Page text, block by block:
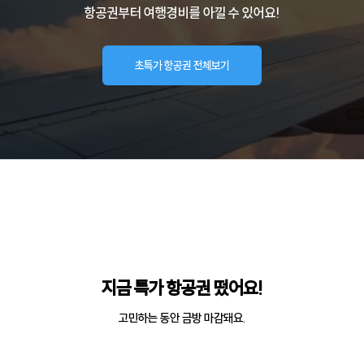
항공권부터 여행경비를 아낄 수 있어요!
초특가 항공권 전체보기
지금 특가 항공권 떴어요!
고민하는 동안 금방 마감돼요.